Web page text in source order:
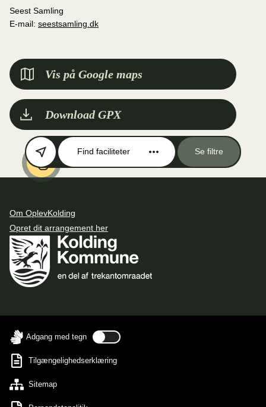
Seest Samling
E-mail: seestsamling.dk
Vis på Google maps
Download GPX
Find faciliteter Se filtre
Om OplevKolding
Opret dit arrangement her
Adgang med tegn
Tilgængelighedserklæring
Sitemap